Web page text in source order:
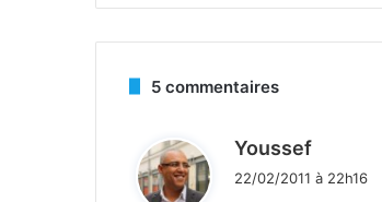
5 commentaires
Youssef
22/02/2011 à 22h16